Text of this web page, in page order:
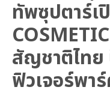
ทัพซุปตาร์เ
สัญชาติไทย
ฟิวเจอร์พา